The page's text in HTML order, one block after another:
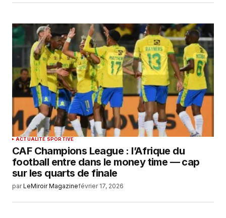
ACTUALITÉ SPORTIVE
CAF Champions League : l’Afrique du
football entre dans le money time — cap
sur les quarts de finale
par LeMiroir Magazinefévrier 17, 2026